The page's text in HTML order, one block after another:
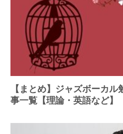
【まとめ】ジャズボーカ
事一覧【理論・英語など】